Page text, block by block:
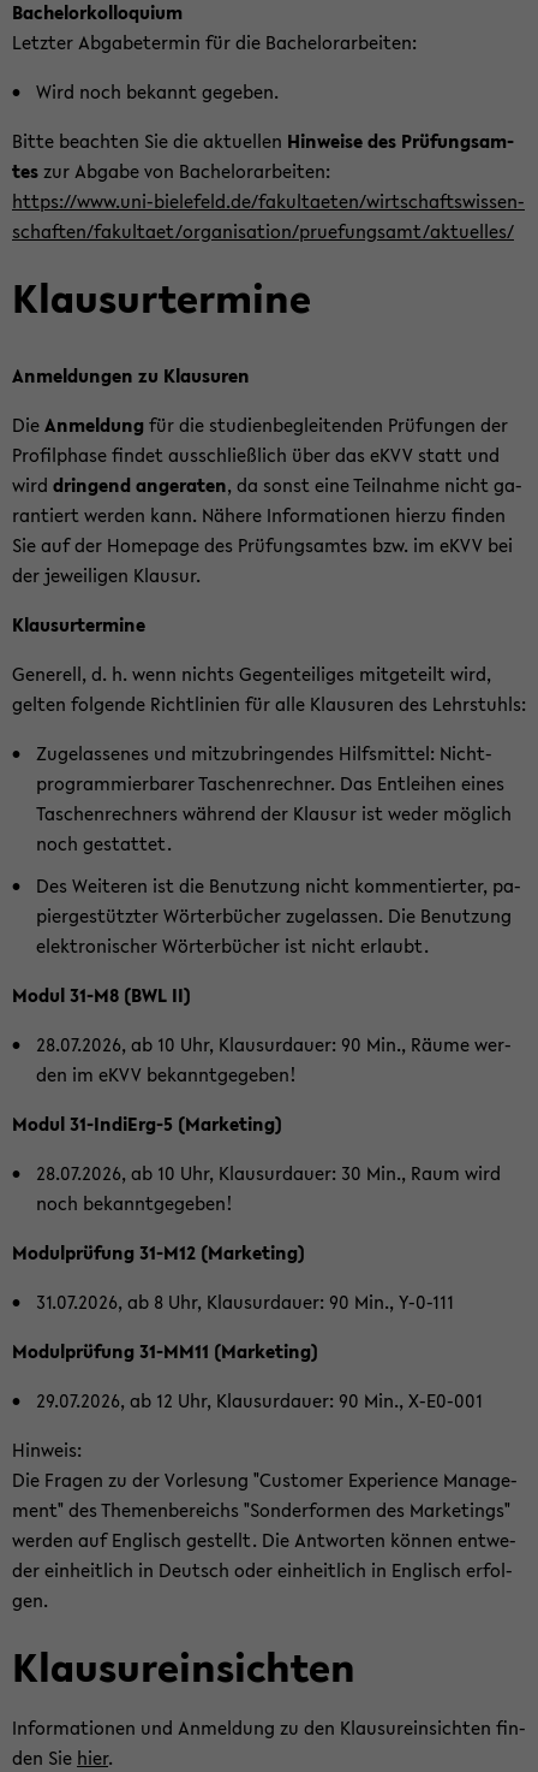
Ba­chelor­kol­lo­qui­um
Letz­ter Ab­ga­be­ter­min für die Ba­che­lor­ar­bei­ten:
Wird noch be­kannt ge­ge­ben.
Bitte be­ach­ten Sie die ak­tu­el­len Hin­wei­se des Prü­fungs­am­
teszur Ab­ga­be von Ba­che­lor­ar­bei­ten:
https://www.uni-​bielefeld.de/fa­kul­tae­ten/wirt­schafts­wis­sen­
schaf­ten/fa­kul­ta­et/or­ga­ni­sa­ti­on/pru­e­fungs­amt/ak­tu­el­les/
Klaus­ur­ter­mi­ne
An­mel­dun­gen zu Klau­su­ren
DieAn­mel­dungfür die stu­di­en­be­glei­ten­den Prü­fun­gen der
Pro­fil­pha­se fin­det aus­schließ­lich über das eKVV statt und
wird drin­gend an­ge­ra­ten, da sonst eine Teil­nah­me nicht ga­
ran­tiert wer­den kann. Nä­he­re In­for­ma­tio­nen hier­zu fin­den
Sie auf der Home­page des Prü­fungs­am­tes bzw. im eKVV bei
der je­wei­li­gen Klau­sur.
Klaus­ur­ter­mi­ne
Ge­ne­rell, d. h. wenn nichts Ge­gen­tei­li­ges mit­ge­teilt wird,
gel­ten fol­gen­de Richt­li­ni­en für alle Klau­su­ren des Lehr­stuhls:
Zu­ge­las­se­nes und mit­zu­brin­gen­des Hilfs­mit­tel: Nicht-​
programmierbarer Ta­schen­rech­ner. Das Ent­lei­hen eines
Ta­schen­rech­ners wäh­rend der Klau­sur ist weder mög­lich
noch ge­stat­tet.
Des Wei­te­ren ist die Be­nut­zung nicht kom­men­tier­ter, pa­
pier­ge­stütz­ter Wör­ter­bü­cher zu­ge­las­sen. Die Be­nut­zung
elek­tro­ni­scher Wör­ter­bü­cher ist nicht er­laubt.
Modul 31-M8 (BWL II)
28.07.2026, ab 10 Uhr, Klau­sur­dau­er: 90 Min., Räume wer­
den im eKVV be­kannt­ge­ge­ben!
Modul 31-​IndiErg-5 (Mar­ke­ting)
28.07.2026, ab 10 Uhr, Klau­sur­dau­er: 30 Min., Raum wird
noch be­kannt­ge­ge­ben!
Mo­dul­prü­fung 31-​M12 (Mar­ke­ting)
31.07.2026, ab 8 Uhr, Klau­sur­dau­er: 90 Min., Y-​0-111
Mo­dul­prü­fung 31-​MM11 (Mar­ke­ting)
29.07.2026, ab 12 Uhr, Klau­sur­dau­er: 90 Min., X-​E0-001
Hin­weis:
Die Fra­gen zu der Vor­le­sung "Cus­to­mer Ex­pe­ri­ence Ma­nage­
ment" des The­men­be­reichs "Son­der­for­men des Mar­ke­tings"
wer­den auf Eng­lisch ge­stellt. Die Ant­wor­ten kön­nen ent­we­
der ein­heit­lich in Deutsch oder ein­heit­lich in Eng­lisch er­fol­
gen.
Klau­sur­ein­sich­ten
In­for­ma­tio­nen und An­mel­dung zu den Klau­sur­ein­sich­ten fin­
den Sie hier.